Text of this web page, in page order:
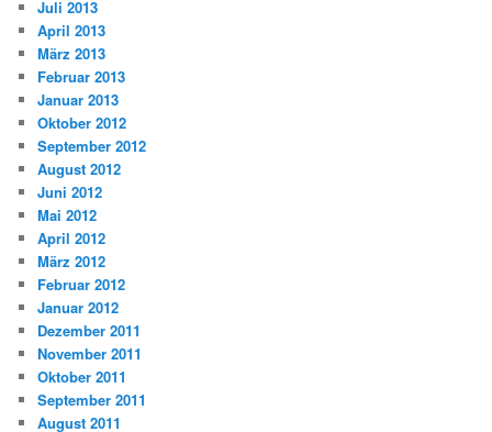
Juli 2013
April 2013
März 2013
Februar 2013
Januar 2013
Oktober 2012
September 2012
August 2012
Juni 2012
Mai 2012
April 2012
März 2012
Februar 2012
Januar 2012
Dezember 2011
November 2011
Oktober 2011
September 2011
August 2011